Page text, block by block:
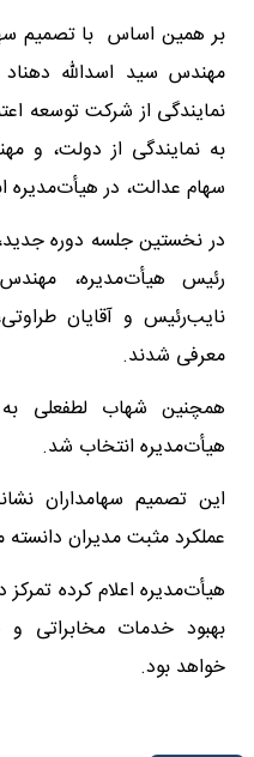
بر همین اساس با تصمیم
مهندس سید اسدالله
نمایندگی از شرکت توسعه
به نمایندگی از دولت، و
سهام عدالت، در هیأت‌مدیره
در نخستین جلسه دوره جدید،
رئیس هیأت‌مدیره،
نایب‌رئیس و آقایان
معرفی شدند.
همچنین شهاب لطفعلی
هیأت‌مدیره انتخاب شد.
این تصمیم سهامداران
عملکرد مثبت مدیران
هیأت‌مدیره اعلام کرده
بهبود خدمات مخابراتی و
خواهد بود.